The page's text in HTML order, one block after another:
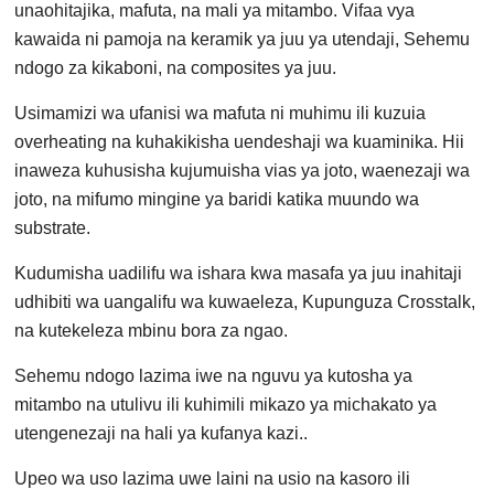
unaohitajika, mafuta, na mali ya mitambo. Vifaa vya
kawaida ni pamoja na keramik ya juu ya utendaji, Sehemu
ndogo za kikaboni, na composites ya juu.
Usimamizi wa ufanisi wa mafuta ni muhimu ili kuzuia
overheating na kuhakikisha uendeshaji wa kuaminika. Hii
inaweza kuhusisha kujumuisha vias ya joto, waenezaji wa
joto, na mifumo mingine ya baridi katika muundo wa
substrate.
Kudumisha uadilifu wa ishara kwa masafa ya juu inahitaji
udhibiti wa uangalifu wa kuwaeleza, Kupunguza Crosstalk,
na kutekeleza mbinu bora za ngao.
Sehemu ndogo lazima iwe na nguvu ya kutosha ya
mitambo na utulivu ili kuhimili mikazo ya michakato ya
utengenezaji na hali ya kufanya kazi..
Upeo wa uso lazima uwe laini na usio na kasoro ili